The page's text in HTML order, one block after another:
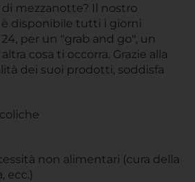
mezzanotte? Il nostro
disponibile tutti i giorni
per un "grab and go", un
cosa ti occorra. Grazie alla
dei suoi prodotti, soddisfa
non alimentari (cura della
ecc.)